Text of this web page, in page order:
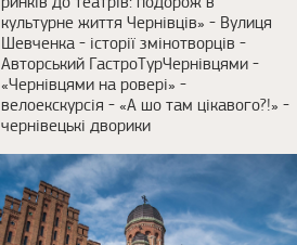
культурне життя Чернівців» - Вулиця
Шевченка - історії змінотворців -
Авторський ГастроТурЧернівцями -
«Чернівцями на ровері» -
велоекскурсія - «А шо там цікавого?!» -
чернівецькі дворики